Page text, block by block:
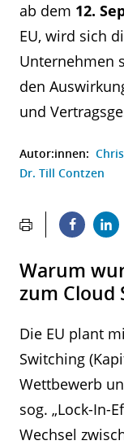
ab dem 12.
EU, wird sich
Unternehmen
den
und
Autor:innen:
Dr. Till Contzen
Warum
zum Cloud
Die EU plant
Switching
Wettbewerb
sog. „Lock-In-
Wechsel